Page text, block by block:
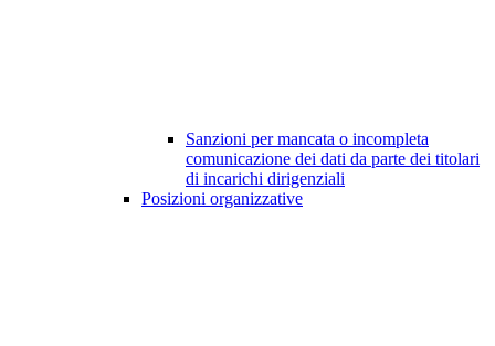
Sanzioni per mancata o incompleta
comunicazione dei dati da parte dei titolari
di incarichi dirigenziali
Posizioni organizzative